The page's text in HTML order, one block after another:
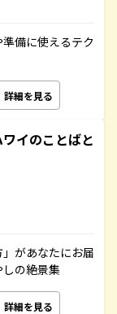
備に使えるテク
詳細を見る
イのことばと
があなたにお届
の絶景集
詳細を見る